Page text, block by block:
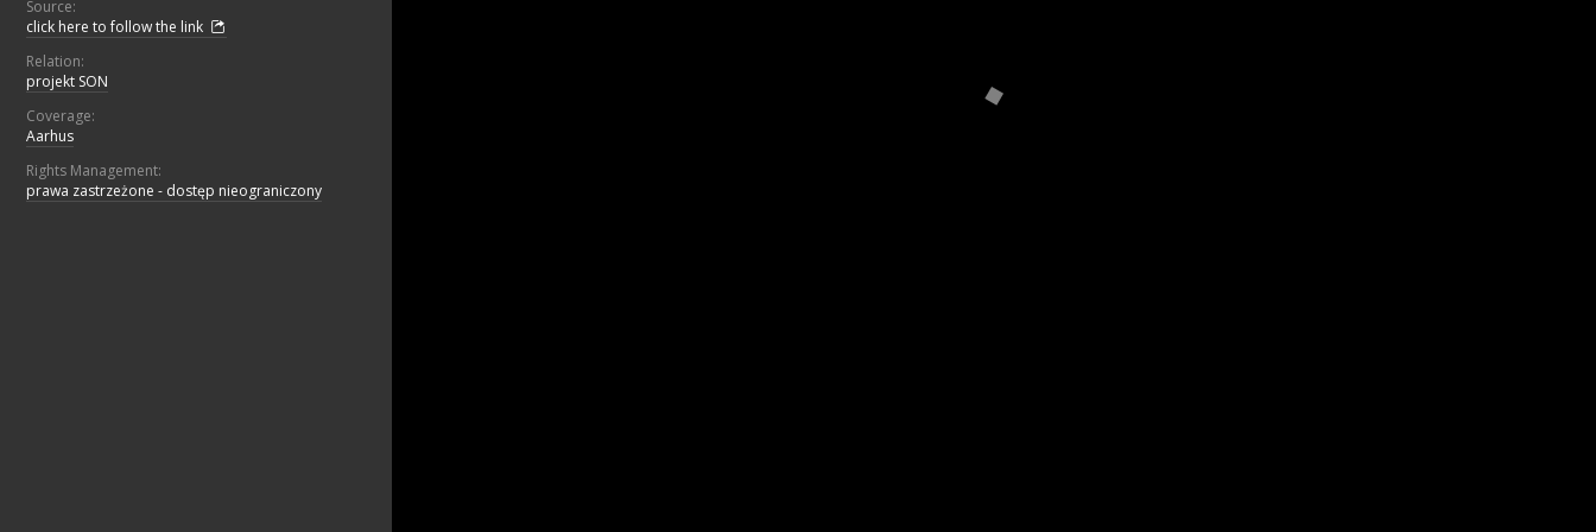
Source:
click here to follow the link
Relation:
projekt SON
Coverage:
Aarhus
Rights Management:
prawa zastrzeżone - dostęp nieograniczony